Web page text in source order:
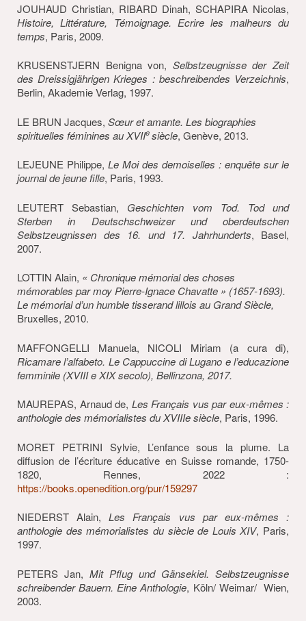
JOUHAUD Christian, RIBARD Dinah, SCHAPIRA Nicolas,
Histoire, Littérature, Témoignage. Ecrire les malheurs du
temps, Paris, 2009.
KRUSENSTJERN Benigna von, Selbstzeugnisse der Zeit
des Dreissigjährigen Krieges : beschreibendes Verzeichnis,
Berlin, Akademie Verlag, 1997.
LE BRUN Jacques, Sœur et amante. Les biographies
spirituelles féminines au XVIIesiècle, Genève, 2013.
LEJEUNE Philippe, Le Moi des demoiselles : enquête sur le
journal de jeune fille, Paris, 1993.
LEUTERT Sebastian, Geschichten vom Tod. Tod und
Sterben in Deutschschweizer und oberdeutschen
Selbstzeugnissen des 16. und 17. Jahrhunderts, Basel,
2007.
LOTTIN Alain, « Chronique mémorial des choses
mémorables par moy Pierre-Ignace Chavatte » (1657-1693).
Le mémorial d’un humble tisserand lillois au Grand Siècle,
Bruxelles, 2010.
MAFFONGELLI Manuela, NICOLI Miriam (a cura di),
Ricamare l’alfabeto. Le Cappuccine di Lugano e l’educazione
femminile (XVIII e XIX secolo), Bellinzona, 2017.
MAUREPAS, Arnaud de, Les Français vus par eux-mêmes :
anthologie des mémorialistes du XVIIIe siècle, Paris, 1996.
MORET PETRINI Sylvie, L’enfance sous la plume. La
diffusion de l’écriture éducative en Suisse romande, 1750-
1820, Rennes, 2022 :
https://books.openedition.org/pur/159297
NIEDERST Alain,Les Français vus par eux-mêmes :
anthologie des mémorialistes du siècle de Louis XIV, Paris,
1997.
PETERS Jan, Mit Pflug und Gänsekiel. Selbstzeugnisse
schreibender Bauern. Eine Anthologie, Köln/ Weimar/ Wien,
2003.